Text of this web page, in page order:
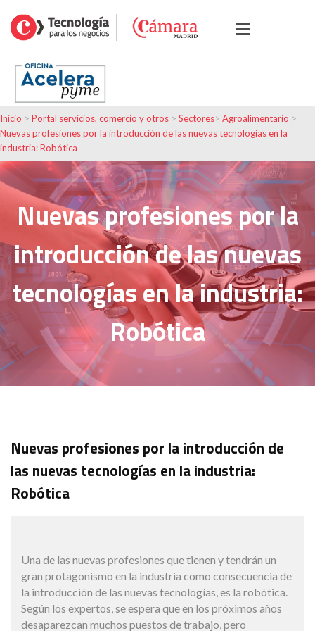
Inicio > Portal servicios, comercio y otros > Sectores> Agroalimentario >
Nuevas profesiones por la introducción de las nuevas tecnologías en la
industria: Robótica
Nuevas profesiones por la
introducción de las nuevas
tecnologías en la industria:
Robótica
Nuevas profesiones por la introducción de
las nuevas tecnologías en la industria:
Robótica
Una de las nuevas profesiones que tienen y tendrán un
gran protagonismo en la industria como consecuencia de
la introducción de las nuevas tecnologías, es la robótica.
Según los expertos, se espera que en los próximos años
desaparezcan muchos puestos de trabajo, pero